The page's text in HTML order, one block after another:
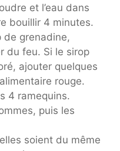
et l’eau dans
bouillir 4 minutes.
de grenadine,
du feu. Si le sirop
ajouter quelques
rouge.
4 ramequins.
puis les
soient du même